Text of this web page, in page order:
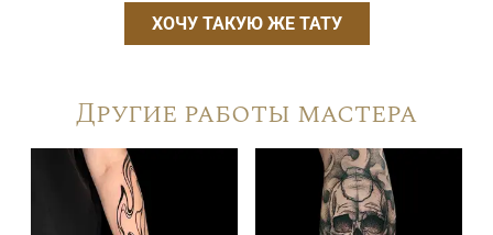
ХОЧУ ТАКУЮ ЖЕ ТАТУ
Другие работы мастера